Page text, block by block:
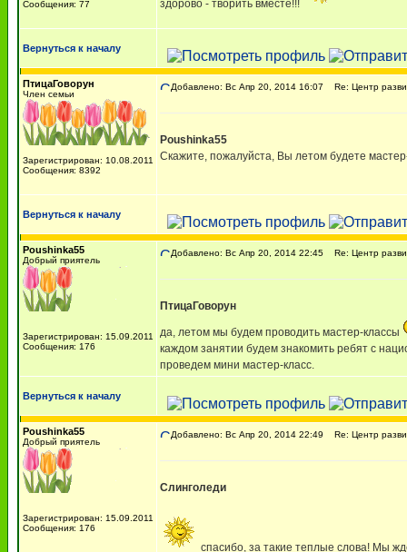
Сообщения: 77
здорово - творить вместе!!!
Вернуться к началу
ПтицаГоворун
Член семьи
Зарегистрирован: 10.08.2011
Сообщения: 8392
Добавлено: Вс Апр 20, 2014 16:07 Re: Центр
Poushinka55
Скажите, пожалуйста, Вы летом будете
Вернуться к началу
Poushinka55
Добрый приятель
Зарегистрирован: 15.09.2011
Сообщения: 176
Добавлено: Вс Апр 20, 2014 22:45 Re: Центр
ПтицаГоворун
да, летом мы будем проводить мастер-классы
каждом занятии будем знакомить ребят с
проведем мини мастер-класс.
Вернуться к началу
Poushinka55
Добрый приятель
Зарегистрирован: 15.09.2011
Сообщения: 176
Добавлено: Вс Апр 20, 2014 22:49 Re: Центр
Слинголеди
спасибо, за такие теплые слова! Мы